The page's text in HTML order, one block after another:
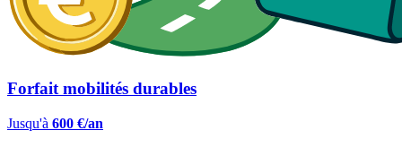
Forfait mobilités durables
Jusqu'à 600 €/an